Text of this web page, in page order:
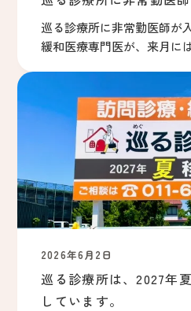
巡る診療所に非常勤医師が
緩和医療専門医が、来月に
2026年6月2日
巡る診療所は、2027年
しています。